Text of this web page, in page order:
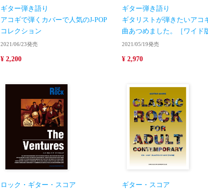
ギター弾き語り
アコギで弾くカバーで人気のJ-POP
コレクション
2021/06/23発売
¥ 2,200
ギター弾き語り
ギタリストが弾きたいアコ
曲あつめました。［ワイド
2021/05/19発売
¥ 2,970
ロック・ギター・スコア
ギター・スコア